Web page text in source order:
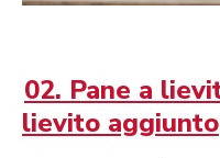
02. Pane a
lievito aggiunto